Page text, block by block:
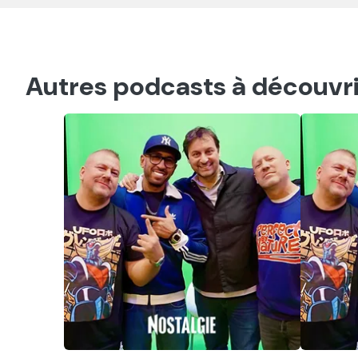
Autres podcasts à